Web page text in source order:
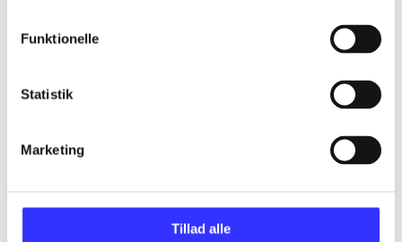
Funktionelle
Statistik
Marketing
Tillad alle